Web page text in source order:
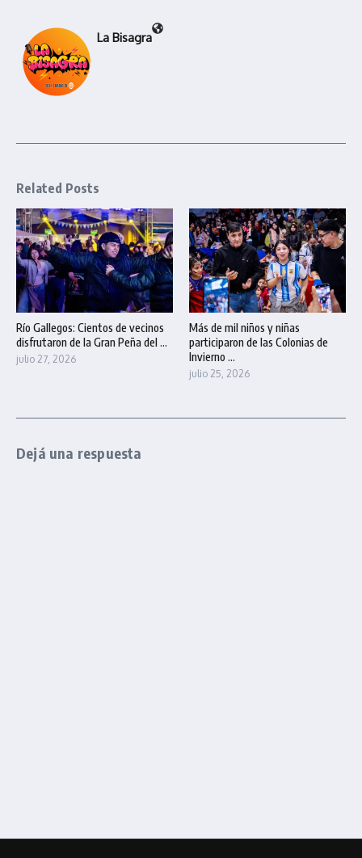
La Bisagra
Related Posts
Río Gallegos: Cientos de vecinos
disfrutaron de la Gran Peña del ...
julio 27, 2026
Más de mil niños y niñas
participaron de las Colonias de
Invierno ...
julio 25, 2026
Dejá una respuesta